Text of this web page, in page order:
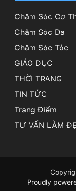
Chăm Sóc Cơ
Chăm Sóc Da
Chăm Sóc Tóc
GIÁO DỤC
THỜI TRANG
TIN TỨC
Trang Điểm
TƯ VẤN LÀM
Proudly